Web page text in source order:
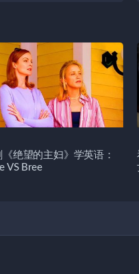
绝望的主妇》学英语：
VS Bree